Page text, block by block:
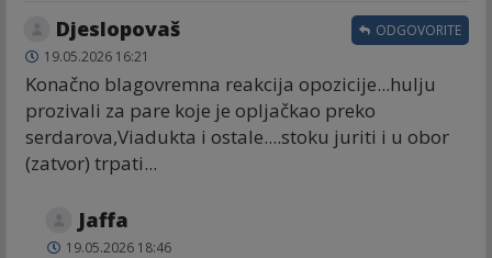
Djeslopovaš
19.05.2026 16:21
Konačno blagovremna reakcija opozicije...hulju
prozivali za pare koje je opljačkao preko
serdarova,Viadukta i ostale....stoku juriti i u obor
(zatvor) trpati...
ODGOVORITE
Jaffa
19.05.2026 18:46